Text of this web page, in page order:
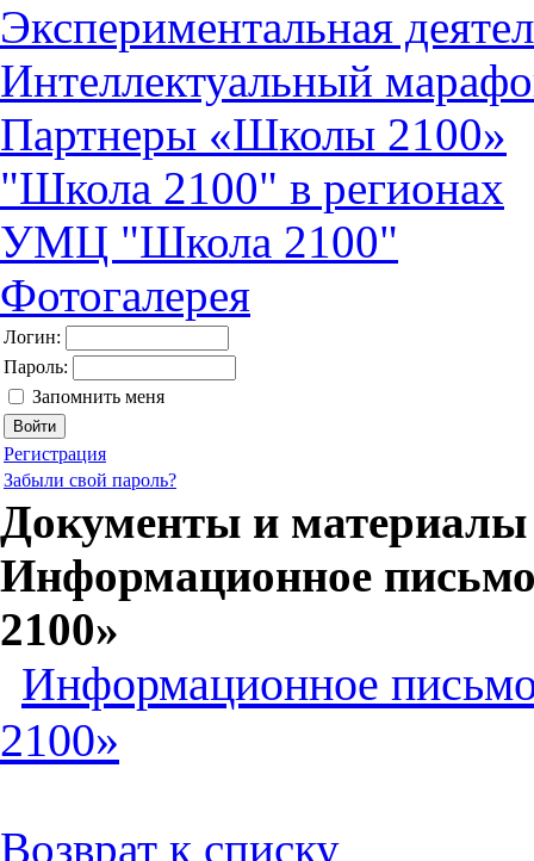
Экспериментальная
Интеллектуальный
Партнеры «Школы 2100»
"Школа 2100" в регионах
УМЦ "Школа 2100"
Фотогалерея
Логин:
Пароль:
Запомнить меня
Регистрация
Забыли свой пароль?
Документы и
Информационное
2100»
Информационное
2100»
Возврат к списку